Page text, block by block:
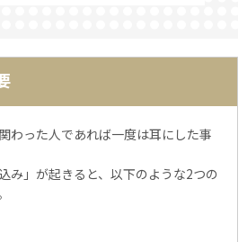
わった人であれば⼀度は耳にした事
み」が起きると、以下のような2つの